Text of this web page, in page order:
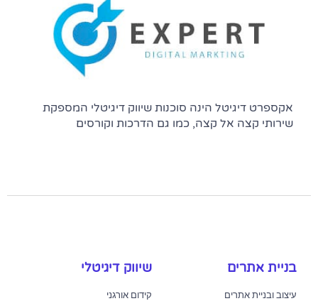
אקספרט דיגיטל הינה סוכנות שיווק דיגיטלי המספקת
שירותי קצה אל קצה, כמו גם הדרכות וקורסים
בניית אתרים
עיצוב ובניית אתרים
שיווק דיגיטלי
קידום אורגני